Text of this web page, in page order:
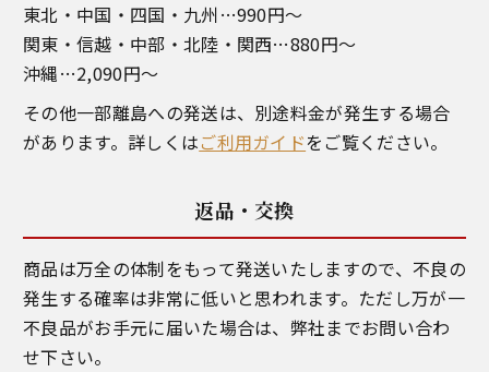
東北・中国・四国・九州…990円～
関東・信越・中部・北陸・関西…880円～
沖縄…2,090円～
その他一部離島への発送は、別途料金が発生する場合
があります。詳しくはご利用ガイドをご覧ください。
返品・交換
商品は万全の体制をもって発送いたしますので、不良の
発生する確率は非常に低いと思われます。ただし万が一
不良品がお手元に届いた場合は、弊社までお問い合わ
せ下さい。